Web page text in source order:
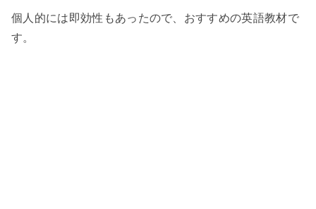
個人的には即効性もあったので、おすすめの英語教材で
す。